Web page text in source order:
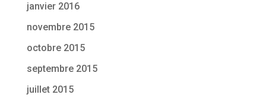
janvier 2016
novembre 2015
octobre 2015
septembre 2015
juillet 2015